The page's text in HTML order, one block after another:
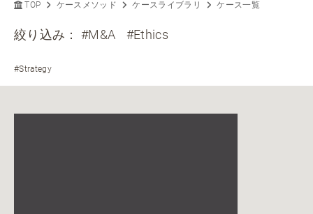
TOP ケースメソッド ケースライブラリ ケース一覧
絞り込み：#M&A #Ethics
#Strategy